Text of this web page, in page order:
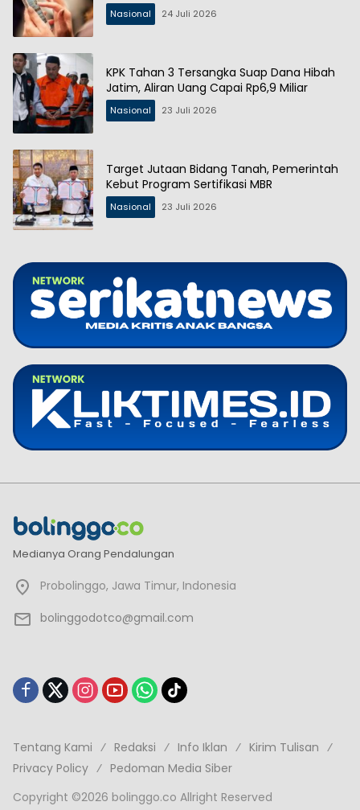
Nasional 24 Juli 2026
KPK Tahan 3 Tersangka Suap Dana Hibah
Jatim, Aliran Uang Capai Rp6,9 Miliar
Nasional 23 Juli 2026
Target Jutaan Bidang Tanah, Pemerintah
Kebut Program Sertifikasi MBR
Nasional 23 Juli 2026
Medianya Orang Pendalungan
Probolinggo, Jawa Timur, Indonesia
bolinggodotco@gmail.com
Tentang Kami Redaksi Info Iklan
Kirim Tulisan
Privacy Policy
Pedoman Media Siber
Copyright ©2026 bolinggo.co Allright Reserved